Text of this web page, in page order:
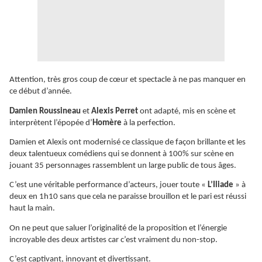
Attention, très gros coup de cœur et spectacle à ne pas manquer en
ce début d’année.
Damien Roussineau et Alexis Perret ont adapté, mis en scène et
interprètent l’épopée d’ Homère à la perfection.
Damien et Alexis ont modernisé ce classique de façon brillante et les
deux talentueux comédiens qui se donnent à 100% sur scène en
jouant 35 personnages rassemblent un large public de tous âges.
C’est une véritable performance d’acteurs, jouer toute « L’Iliade » à
deux en 1h10 sans que cela ne paraisse brouillon et le pari est réussi
haut la main.
On ne peut que saluer l’originalité de la proposition et l’énergie
incroyable des deux artistes car c’est vraiment du non-stop.
C’est captivant, innovant et divertissant.